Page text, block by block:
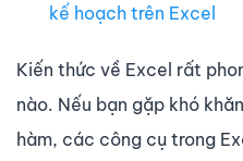
kế hoạch trên Excel
Kiến thức về Excel rất
nào. Nếu bạn gặp khó
hàm, các công cụ trong